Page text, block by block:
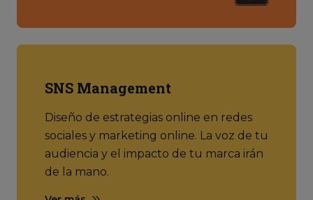
SNS Management
Diseño de estrategias online en redes
sociales y marketing online. La voz de tu
audiencia y el impacto de tu marca irán
de la mano.